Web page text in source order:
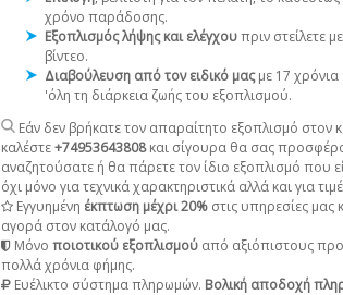
χρόνο παράδοσης.
Εξοπλισμός λήψης και ελέγχουπριν στείλετε
βίντεο.
Διαβούλευση από τον ειδικό μαςμε 17 χρόνια
'όλη τη διάρκεια ζωής του εξοπλισμού.
Εάν δεν βρήκατε τον απαραίτητο εξοπλισμό στον
καλέστε+74953643808και σίγουρα θα σας
αναζητούσατε ή θα πάρετε τον ίδιο εξοπλισμό που
όχι μόνο για τεχνικά χαρακτηριστικά αλλά και για
Εγγυημένη έκπτωση μέχρι 20% στις υπηρεσίες μας
αγορά στον κατάλογό μας.
Μόνο ποιοτικού εξοπλισμού από αξιόπιστους
πολλά χρόνια φήμης.
Ευέλικτο σύστημα πληρωμών. Βολική αποδοχή